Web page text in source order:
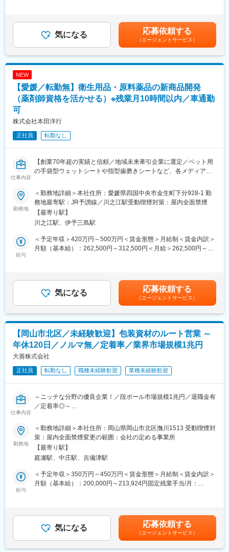
変更の範囲：会社の定める業務
配送エリアは岡山県内が中心で、長距離運転はありません。決ま
ったルートを回ることが多く、仕事の流れも覚えやすいため、ド
ライバー未経験の方も安心してスタートできます。
・古紙の積み込み・運搬
・自社工場での荷降ろし作業
※1日の訪問件数は平均3～5件程度
※岡山市内中心のルート回収がメインです
■サポート体制：
きます。
運転のコツやルートの回り方はもちろん、安全運転のポイント・
積み込み方法・効率の良い作業の進め方まで丁寧にレクチャーし
ます。
5名の先輩社員がローテーションでサポートするため、さまざまな
やり方を学べる環境です。
独り立ちまでは3～6カ月を想定しており、分からないことがあれ
ばいつでも相談できます。
経験を積めば、大型車両の運転・フォークリフトや重機の操作・
作業改善の提案・後輩育成や安全指導など活躍の幅を広げること
ができます。
■当社の魅力：
◎創業70年以上の安定企業
◎転勤なし
◎残業月平均7時間程度
◎17時頃には退社可能
◎未経験入社の社員も多数活躍中
「ドライバー経験がないから不安」という方もご安心ください。
定した環境で新しいキャリアを始めたい方をお待ちしています。
変更の範囲：会社の定める業務
でいます。賃金はあくまでも目安の金額であり、選考を通じて上
下する可能性があります。月給(月額)は固定手当を含めた表記で
気になる 応募依頼する
（エージェントサービス）
NEW
【愛媛／転勤無】衛生用品・原料薬品の新商品開発
（薬剤師資格を活かせる）※残業月10時間以内／車通勤
可
株式会社本田洋行
正社員 転勤なし
仕事内容
【創業70年超の実績と信頼／地域未来牽引企業に選定／ペット用
の手袋型ウェットシートや指型歯磨きシートなど、各メディアで
与実績4か月分】
紙、不織布を用いた衛生用品や、原料薬品の製造・販売等を行う
当社にて、薬剤師の資格を生かして、世の中に必要とされる新た
な商品開発をお任せします。
■業務詳細：
商品開発事業部において、新商品（自社ブランド）の開発、薬品
選定、品質管理等の仕事に従事して頂きます。また、商事部門に
おいては、紙製品の生産に必要な原料や中間素材を世界中から調
ティッシュや化粧品フェイスマスクの原料薬品（防腐剤、洗浄
剤、保湿剤、香料等）などの工業用薬品もあります。様々な工業
用薬品を取り扱っており、良質なグレードの工業用薬品を供給で
製造用原料薬品を取り扱うには薬剤師資格者を責任者として配置
する必要がありますが、現在の薬剤師資格者は高齢のため、後任
としての役割をお任せします。※調剤業務はありません。
■特徴と魅力：
ションです。オンリーワンの存在として、当社の自社製品分野や
薬品分野での未来を担っていただきます。
地元の製紙会社・紙加工会社へ資材を供給することをメイン事業
としています。これら資材を購入・販売する商事部門と、自社工
て約5年前から、自社にて手袋型のウエットティッシュ、指サック
型の歯磨きシート等の最終製品を製造し、流通に載せ、販売する
メーカーとしての事業を開始しました。
このメーカー事業では、大手が手掛けない、特色をもったニッチ
けでなく、大手からの依頼によるOEM製品の製造にも力を入れて
います。
勤務地
＜勤務地詳細＞本社住所：愛媛県四国中央市金生町下分928-1 勤
務地最寄駅：JR予讃線／川之江駅受動喫煙対策：屋内全面禁煙
【最寄り駅】
川之江駅、伊予三島駅
給与
＜予定年収＞420万円～500万円＜賃金形態＞月給制＜賃金内訳＞
月額（基本給）：262,500円～312,500円＜月給＞262,500円～
安の金額であり、選考を通じて上下する可能性があります。月給
(月額)は固定手当を含めた表記です。
気になる 応募依頼する
（エージェントサービス）
【岡山市北区／未経験歓迎】包装資材のルート営業 ～
年休120日／ノルマ無／定着率／業界市場規模1兆円
大善株式会社
正社員 転勤なし 職種未経験歓迎 業種未経験歓迎
仕事内容
～ニッチな分野の優良企業！／段ボール市場規模1兆円／退職金有
／定着率◎～
★魅力ポイント★
（1）成長産業！段ボール業界は需要大！
市場規模1兆円：2021年から2027年の予測期間において、世界の
段ボール市場は6.5%以上の健全な成長率が見込まれています！
当社ではリサイクルが100％可能なダンボールの企画・製造、新
素材「エコボード」開発など、地球に優しいダンボールの開発に
注力しています。
み。」
新製品や規格変更など既存顧客からの受注が多くを占めておりま
す。
勤務地
＜勤務地詳細＞本社住所：岡山県岡山市北区撫川1513 受動喫煙対
策：屋内全面禁煙変更の範囲：会社の定める事業所
【最寄り駅】
庭瀬駅、中庄駅、吉備津駅
給与
＜予定年収＞350万円～450万円＜賃金形態＞月給制＜賃金内訳＞
月額（基本給）：200,000円～213,924円固定残業手当/月：
験・年齢・能力などを考慮のうえ、当社規定により決定します。■
昇給：年1回（4月）■賞与：年2回（7月・12月）※過去実績3.5ヶ
月分■モデル年収：460万円（34歳）／550万円（39歳）／650万
円（50歳）賃金はあくまでも目安の金額であり、選考を通じて上
気になる 応募依頼する
（エージェントサービス）